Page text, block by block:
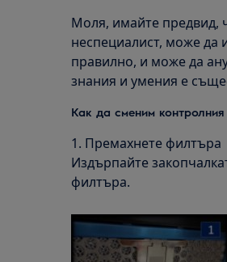
Моля, имайте предвид,
неспециалист, може да
правилно, и може да
знания и умения е
Как да сменим контролния
1. Премахнете филтъра
Издърпайте
филтъра.